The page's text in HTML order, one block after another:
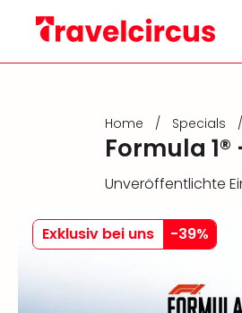
Home / Specials /
Formula
Unveröffentlichte
Exklusiv bei uns -39%